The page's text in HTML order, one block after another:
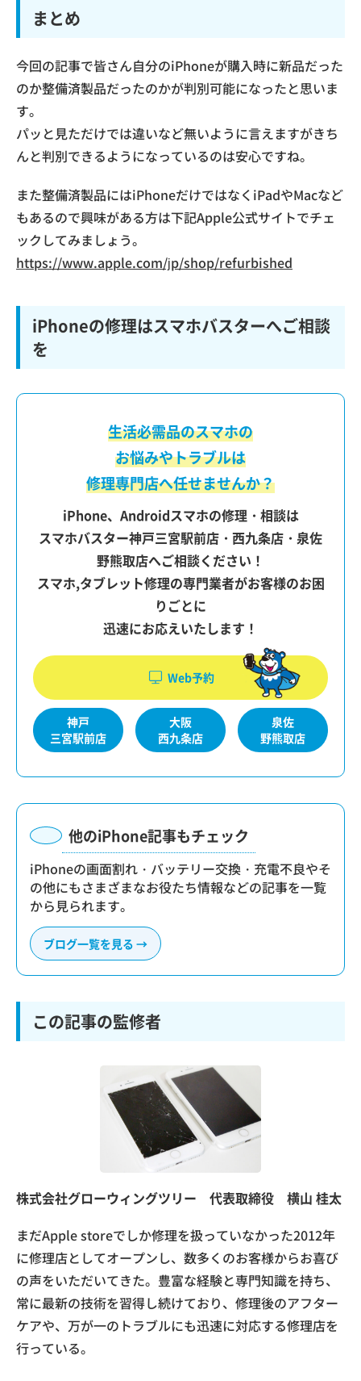
まとめ
今回の記事で皆さん自分のiPhoneが購入時に新品だった
のか整備済製品だったのかが判別可能になったと思いま
す。
パッと見ただけでは違いなど無いように言えますがきち
んと判別できるようになっているのは安心ですね。
また整備済製品にはiPhoneだけではなくiPadやMacなど
もあるので興味がある方は下記Apple公式サイトでチェ
ックしてみましょう。
https://www.apple.com/jp/shop/refurbished
iPhoneの修理はスマホバスターへご相談
を
生活必需品のスマホの
お悩みやトラブルは
修理専門店へ任せませんか？
iPhone、Androidスマホの修理・相談は
スマホバスター神戸三宮駅前店・西九条店・泉佐
野熊取店へご相談ください！
スマホ,タブレット修理の専門業者がお客様のお困
りごとに
迅速にお応えいたします！
Web予約
神戸
三宮駅前店
大阪
西九条店
泉佐
野熊取店
他のiPhone記事もチェック
iPhoneの画面割れ・バッテリー交換・充電不良やそ
の他にもさまざまなお役たち情報などの記事を一覧
から見られます。
ブログ一覧を見る →
この記事の監修者
株式会社グローウィングツリー 代表取締役 横山 桂太
まだApple storeでしか修理を扱っていなかった2012年
に修理店としてオープンし、数多くのお客様からお喜び
の声をいただいてきた。豊富な経験と専門知識を持ち、
常に最新の技術を習得し続けており、修理後のアフター
ケアや、万が一のトラブルにも迅速に対応する修理店を
行っている。